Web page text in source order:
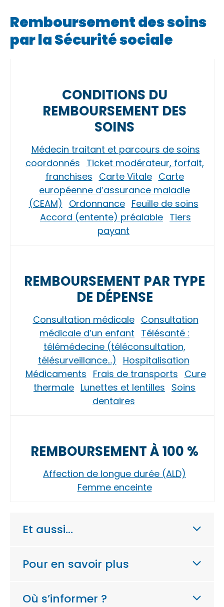
Remboursement des soins
par la Sécurité sociale
CONDITIONS DU
REMBOURSEMENT DES
SOINS
Médecin traitant et parcours de soins
coordonnés Ticket modérateur, forfait,
franchises Carte Vitale Carte
européenne d’assurance maladie
(CEAM)
Ordonnance Feuille de soins
Accord (entente) préalable Tiers
payant
REMBOURSEMENT PAR TYPE
DE DÉPENSE
Consultation médicale Consultation
médicale d’un enfant Télésanté :
télémédecine (téléconsultation,
télésurveillance…)
Hospitalisation
Médicaments Frais de transports Cure
thermale Lunettes et lentilles Soins
dentaires
REMBOURSEMENT À 100 %
Affection de longue durée (ALD)
Femme enceinte
Et aussi…
Pour en savoir plus
Où s’informer ?